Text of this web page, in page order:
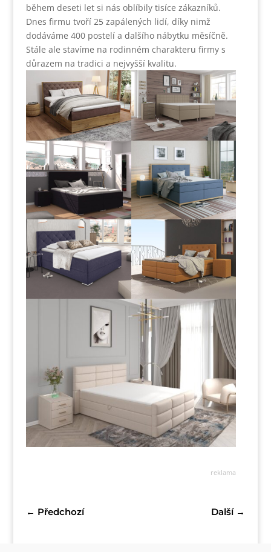
během deseti let si nás oblíbily tisíce zákazníků.
Dnes firmu tvoří 25 zapálených lidí, díky nimž
dodáváme 400 postelí a dalšího nábytku měsíčně.
Stále ale stavíme na rodinném charakteru firmy s
důrazem na tradici a nejvyšší kvalitu.
reklama
← Předchozí Další→